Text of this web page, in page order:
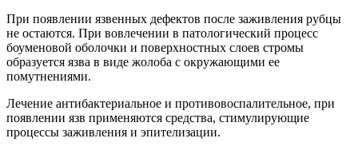
При появлении язвенных дефектов после заживления рубцы
не остаются. При вовлечении в патологический процесс
боуменовой оболочки и поверхностных слоев стромы
образуется язва в виде жолоба с окружающими ее
помутнениями.
Лечение антибактериальное и противовоспалительное, при
появлении язв применяются средства, стимулирующие
процессы заживления и эпителизации.